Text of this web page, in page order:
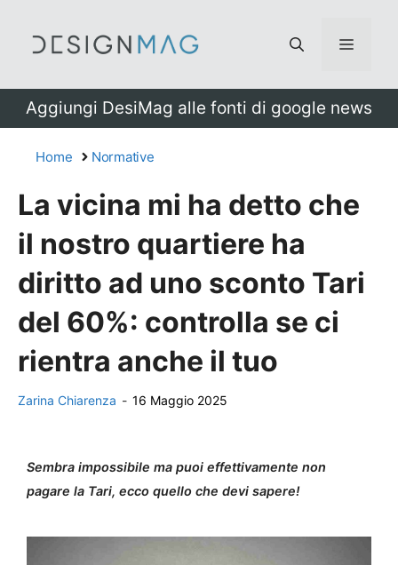
Menu
Aggiungi DesiMag alle fonti di google news
Home Normative
La vicina mi ha detto che
il nostro quartiere ha
diritto ad uno sconto Tari
del 60%: controlla se ci
rientra anche il tuo
Zarina Chiarenza - 16 Maggio 2025
Sembra impossibile ma puoi effettivamente non
pagare la Tari, ecco quello che devi sapere!